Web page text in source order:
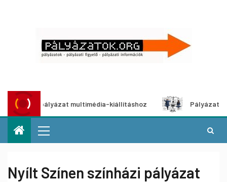
pályázat multimédia-kiállításhoz Pályázat a nemek
Nyílt Színen színházi pályázat